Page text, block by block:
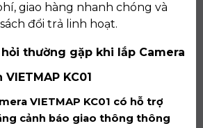
giao hàng nhanh chóng và
đổi trả linh hoạt.
hỏi thường gặp khi lắp Camera
KC01
VIETMAP KC01 có hỗ trợ
cảnh báo giao thông thông